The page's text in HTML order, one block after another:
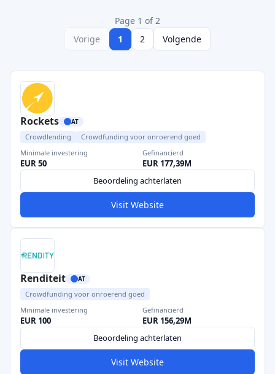
Page 1 of 2
Vorige
1 2 Volgende
Rockets AT
Crowdlending
Crowdfunding voor onroerend goed
Minimale investering
EUR 50
Gefinancierd
EUR 177,39M
Beoordeling achterlaten
Visit Website
Renditeit AT
Crowdfunding voor onroerend goed
Minimale investering
EUR 100
Gefinancierd
EUR 156,29M
Beoordeling achterlaten
Visit Website